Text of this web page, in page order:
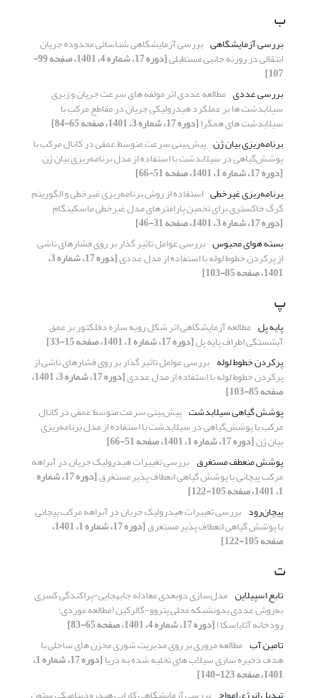
ب
بررسی آزمایشگاهی بررسی آزمایشگاهی شناسائی محدوده جریان
انتقالی در روزنه جانبی مستطیلی [دوره 17، شماره 4، 1401، صفحه 99-
107]
بررسی عددی مطالعه عددی اثر مولفه های سرعت جریان و زبری
سیلابدشت ها بر عملکرد هیدرولیکی جریان در مقاطع مرکب با
سیلابدشت های همگرا[دوره 17، شماره 3، 1401، صفحه 65-84]
برنامه‌ریزی بیان ژن پیش‌بینی سرعت متوسط عمقی در کانال مرکب با
پوشش‌گیاهی در سیلابدشت با استفاده از مدل برنامه‌ریزی بیان ژن
[دوره 17، شماره 1، 1401، صفحه 51-66]
برنامه‌ریزی غیرخطی استفاده از روش برنامه‌ریزی غیرخطی و الگوریتم
گرگ خاکستری برای تخمین پارامترهای مدل غیرخطی ماسکینگام
[دوره 17، شماره 3، 1401، صفحه 31-46]
بسته هوای محبوس بررسی عوامل تاثیر گذار بر روی فشارهای ناشی
از پرکردن خطوط لوله‌ با استفاده از مدل عددی [دوره 17، شماره 3،
1401، صفحه 85-103]
پ
پایه پل مطالعه آزمایشگاهی اثر شکل رویه سازه دفلکتور بر عمق
آبشستگی اطراف پایه پل[دوره 17، شماره 1، 1401، صفحه 15-33]
پرکردن خطوط لوله‌ بررسی عوامل تاثیر گذار بر روی فشارهای ناشی از
پرکردن خطوط لوله‌ با استفاده از مدل عددی [دوره 17، شماره 3، 1401،
صفحه 85-103]
پوشش گیاهی سیلابدشت پیش‌بینی سرعت متوسط عمقی در کانال
مرکب با پوشش‌گیاهی در سیلابدشت با استفاده از مدل برنامه‌ریزی
بیان ژن[دوره 17، شماره 1، 1401، صفحه 51-66]
پوشش منعطف مستغرق بررسی تغییرات هیدرولیک جریان در آبراهه
مرکب پیچانی با پوشش گیاهی انعطاف پذیر مستغرق [دوره 17، شماره
1، 1401، صفحه 105-122]
پیچان‌رود بررسی تغییرات هیدرولیک جریان در آبراهه مرکب پیچانی
با پوشش گیاهی انعطاف پذیر مستغرق [دوره 17، شماره 1، 1401،
صفحه 105-122]
ت
تابع اسپیلاین مدل‌سازی دو‌بعدی معادله جابه‎جایی-پراکندگی کسری
به‌روش عددی بدون‎شبکه محلی پتروو-گالرکین (مطالعه موردی:
رودخانه آتاباسکا)[دوره 17، شماره 4، 1401، صفحه 65-83]
تامین آب مطالعه مروری بر روی مدیریت شوری مخزن های ساحلی با
هدف ذخیره سازی سیلاب های تخلیه شده به دریا [دوره 17، شماره 1،
1401، صفحه 123-140]